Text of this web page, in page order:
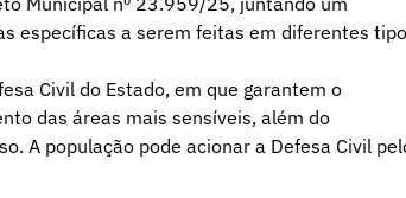
específicas a serem feitas em diferentes
Civil do Estado, em que garantem o
das áreas mais sensíveis, além do
A população pode acionar a Defesa Civil